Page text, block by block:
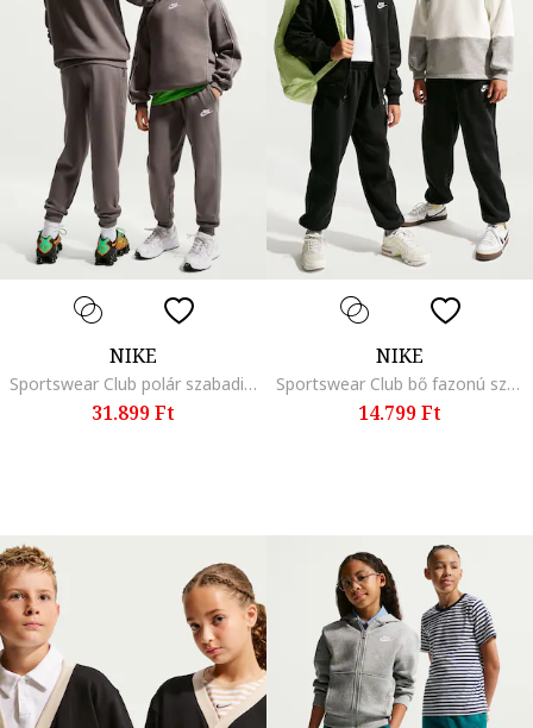
NIKE
Sportswear Club polár szabadidőruha
31.899 Ft
NIKE
Sportswear Club bő fazonú szabadidőnadrág, Fehér/Fekete
14.799 Ft